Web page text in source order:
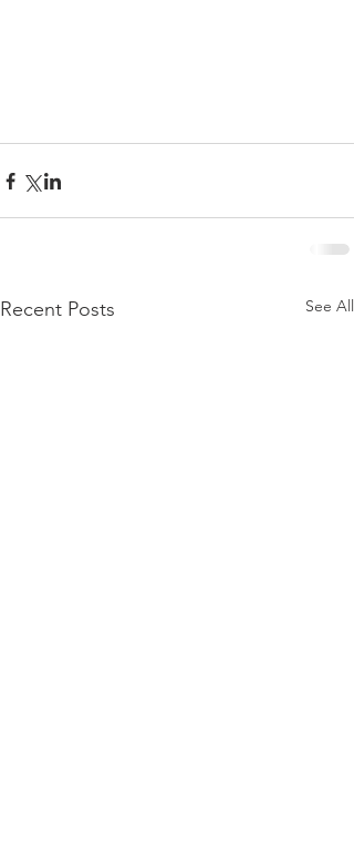
Recent Posts See All